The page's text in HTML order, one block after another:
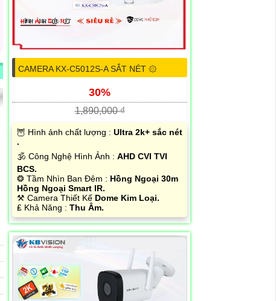
CAMERA KX-C5012S-A SẮT NÉT ۞
30%
1,890,000 ₫
🦉 Hình ảnh chất lượng : Ultra 2k+ sắc nét
.
🕉️ Công Nghệ Hình Ảnh : AHD CVI TVI
BCS.
❂ Tầm Nhìn Ban Đêm : Hồng Ngoại 30m
Hồng Ngoại Smart IR.
⚒ Camera Thiết Kế Dome Kim Loại.
️₤ Khả Năng : Thu Âm.